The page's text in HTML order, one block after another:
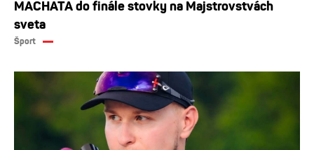
MACHATA do finále stovky na Majstrovstvách
sveta
Šport